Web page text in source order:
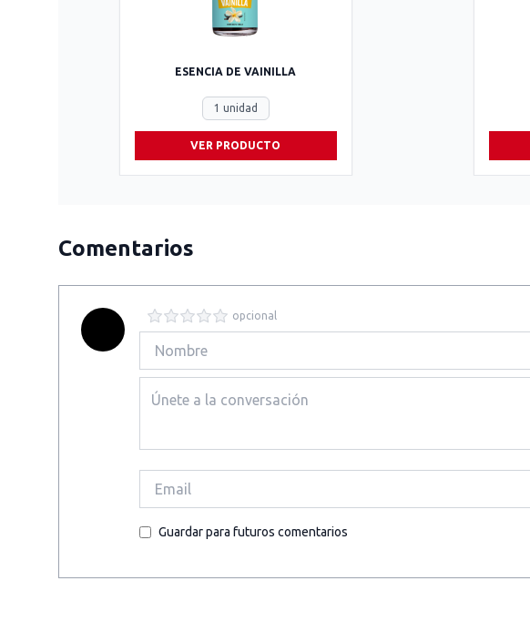
ESENCIA DE VAINILLA
1 unidad
VER PRODUCTO
Comentarios
opcional
Guardar para futuros comentarios